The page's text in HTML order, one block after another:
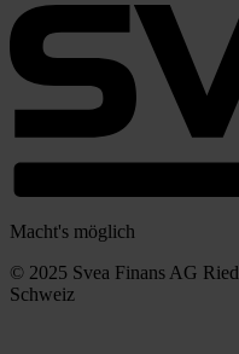
Macht's möglich
© 2025 Svea Finans AG
Schweiz